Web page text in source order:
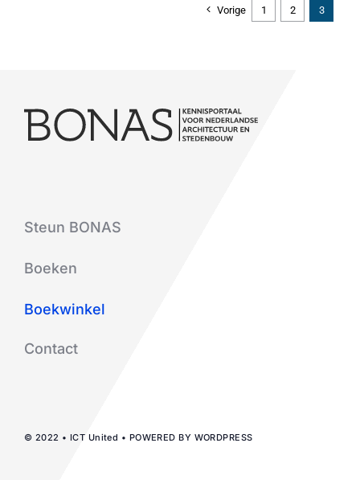
Vorige 1 2 3
Steun BONAS
Boeken
Boekwinkel
Contact
© 2022 • ICT United • POWERED BY WORDPRESS